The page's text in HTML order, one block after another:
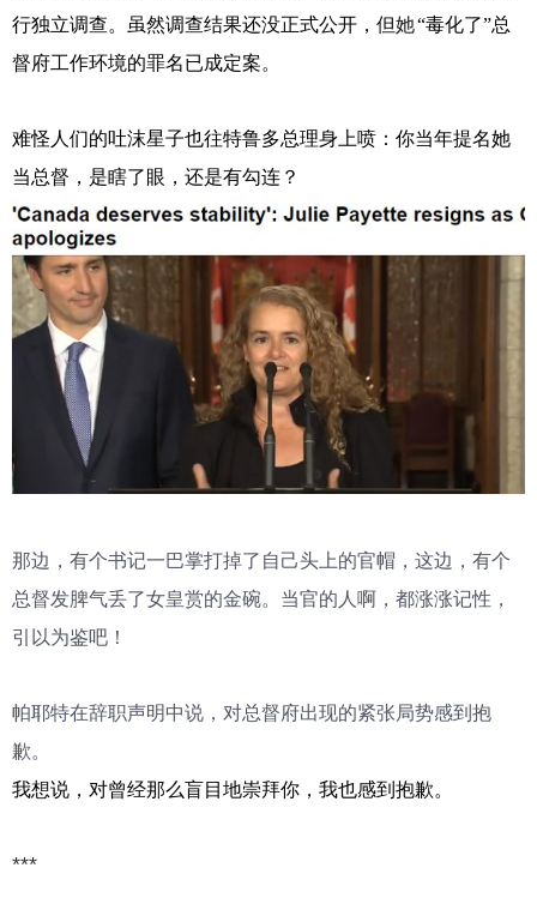
行独立调查。虽然调查结果还没正式公开，但她“毒化了”总
督府工作环境的罪名已成定案。
难怪人们的吐沫星子也往特鲁多总理身上喷：你当年提名她
当总督，是瞎了眼，还是有勾连？
那边，有个书记一巴掌打掉了自己头上的官帽，这边，有个
总督发脾气丢了女皇赏的金碗。当官的人啊，都涨涨记性，
引以为鉴吧！
帕耶特在辞职声明中说，对总督府出现的紧张局势感到抱
歉。
我想说，对曾经那么盲目地崇拜你，我也感到抱歉。
***